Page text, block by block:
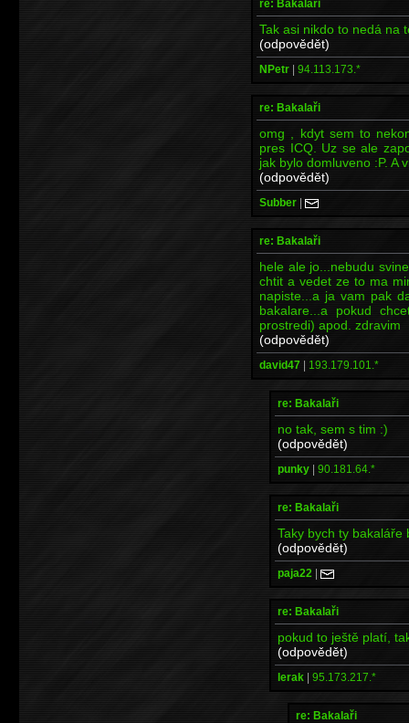
re: Bakalaři
Tak asi nikdo to nedá na
(odpovědět)
NPetr | 94.113.173.*
re: Bakalaři
omg , kdyt sem to
pres ICQ. Uz se ale
jak bylo domluveno :P. A
(odpovědět)
Subber |
re: Bakalaři
hele ale jo...nebudu
chtit a vedet ze to ma
napiste...a ja vam pak
bakalare...a pokud
prostredi) apod. zdravim
(odpovědět)
david47 | 193.179.101.*
re: Bakalaři
no tak, sem s tim :)
(odpovědět)
punky | 90.181.64.*
re: Bakalaři
Taky bych ty
(odpovědět)
paja22 |
re: Bakalaři
pokud to ještě platí,
(odpovědět)
lerak | 95.173.217.*
re: Bakalaři